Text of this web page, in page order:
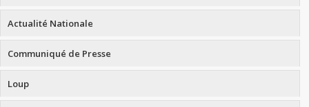
Actualité Nationale
Communiqué de Presse
Loup